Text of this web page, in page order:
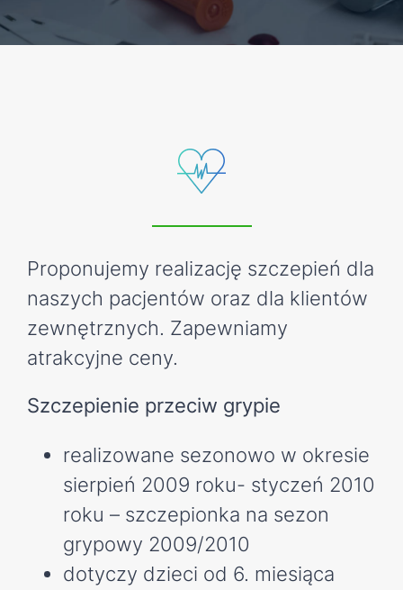
KONTAKT
Proponujemy realizację szczepień dla
naszych pacjentów oraz dla klientów
zewnętrznych. Zapewniamy
atrakcyjne ceny.
Szczepienie przeciw grypie
realizowane sezonowo w okresie
sierpień 2009 roku- styczeń 2010
roku – szczepionka na sezon
grypowy 2009/2010
dotyczy dzieci od 6. miesiąca